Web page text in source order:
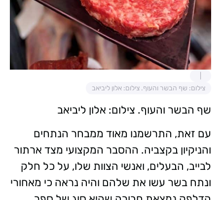
צילום: שף הבשר והעוף. צילום: אלון ליביאב
שף הבשר והעוף. צילום: אלון ליביאב
עם זאת, התרשמנו מאוד ממבחר הנתחים
והניקיון בקצביה. ההסבר המקצועי מצד ארתור
לבייב, הבעלים, ואנשי הצוות שלו, על כל חלק
ונתח בשר עשו את שלהם והיה נראה כי מאחורי